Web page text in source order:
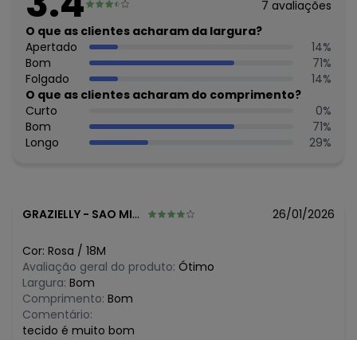
Feito: Brasil
Cuidados para conservação do produto: Temperatura
máxima de lavagem 30C. Não alvejar. Não passar sobre a
estampa.
Observação: Gola Aplicada
Tecido: Cotton Light
Composição: Algodão 85% Como Mínimo
Histórico de preços
agosto/2026
N/D*
junho/2026
maio/2026
abril/2026
março/2026
fevereiro/2026
7 avaliações
O que as clientes acharam da largura?
Apertado
14%
Bom
71%
Folgado
14%
O que as clientes acharam do comprimento?
Curto
0%
Bom
71%
Longo
29%
GRAZIELLY - SAO MIGUEL DO ARAGUAIA - GO 26/01/2026
Cor: Rosa / 18M
Avaliação geral do produto: Ótimo
Largura: Bom
Comprimento: Bom
Comentário:
tecido é muito bom